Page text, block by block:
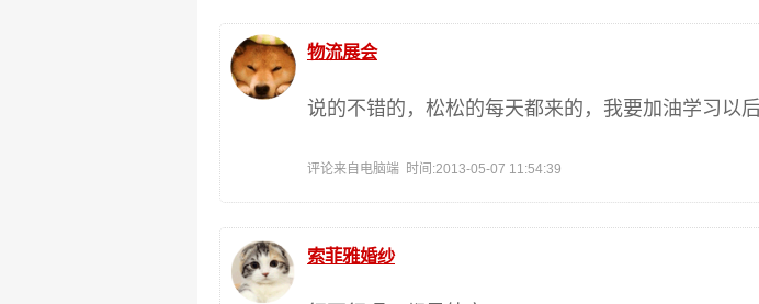
物流展会
说的不错的，松松的每天都来的，我要加油学习以
评论来自电脑端 时间:2013-05-07 11:54:39
索菲雅婚纱